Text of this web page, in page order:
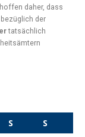
daher, dass
der
tatsächlich
S S